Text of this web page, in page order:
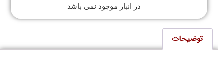
در انبار موجود نمی باشد
توضیحات